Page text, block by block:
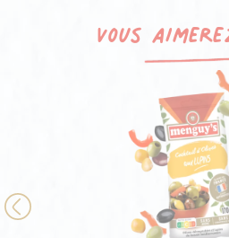
Vous
Previous